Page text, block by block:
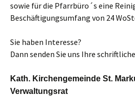
sowie für die Pfarrbüro´s eine
Beschäftigungsumfang von 24
Sie haben Interesse?
Dann senden Sie uns Ihre
Kath. Kirchengemeinde St.
Verwaltungsrat